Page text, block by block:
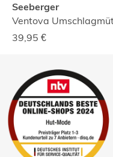
Seeberger
39,95 €